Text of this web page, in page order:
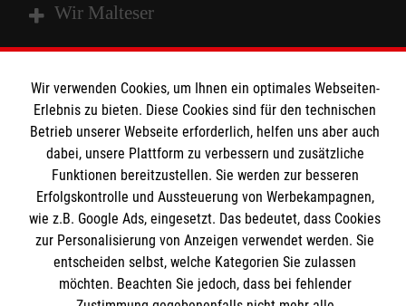
Wir Malteser
Angebote & Leistungen
Kursangebote
Mitarbeiten & Stellenangebote
Wir Malteser
Informationen
Kontakt
Presse und Medien
Transparenz
Impressum
Datenschutz
Malteser online
Malteserorden
Wir verwenden Cookies, um Ihnen ein optimales Webseiten-
Erlebnis zu bieten. Diese Cookies sind für den technischen
Betrieb unserer Webseite erforderlich, helfen uns aber auch
dabei, unsere Plattform zu verbessern und zusätzliche
Funktionen bereitzustellen. Sie werden zur besseren
Erfolgskontrolle und Aussteuerung von Werbekampagnen,
wie z.B. Google Ads, eingesetzt. Das bedeutet, dass Cookies
zur Personalisierung von Anzeigen verwendet werden. Sie
entscheiden selbst, welche Kategorien Sie zulassen
möchten. Beachten Sie jedoch, dass bei fehlender